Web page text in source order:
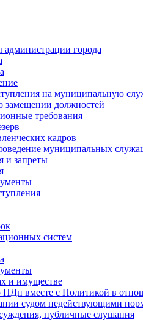
администрации города
на муниципальную
замещении должностей
требования
кадров
муниципальных
и запреты
систем
и имуществе
вместе с Политикой в
судом недействующими
публичные слушания